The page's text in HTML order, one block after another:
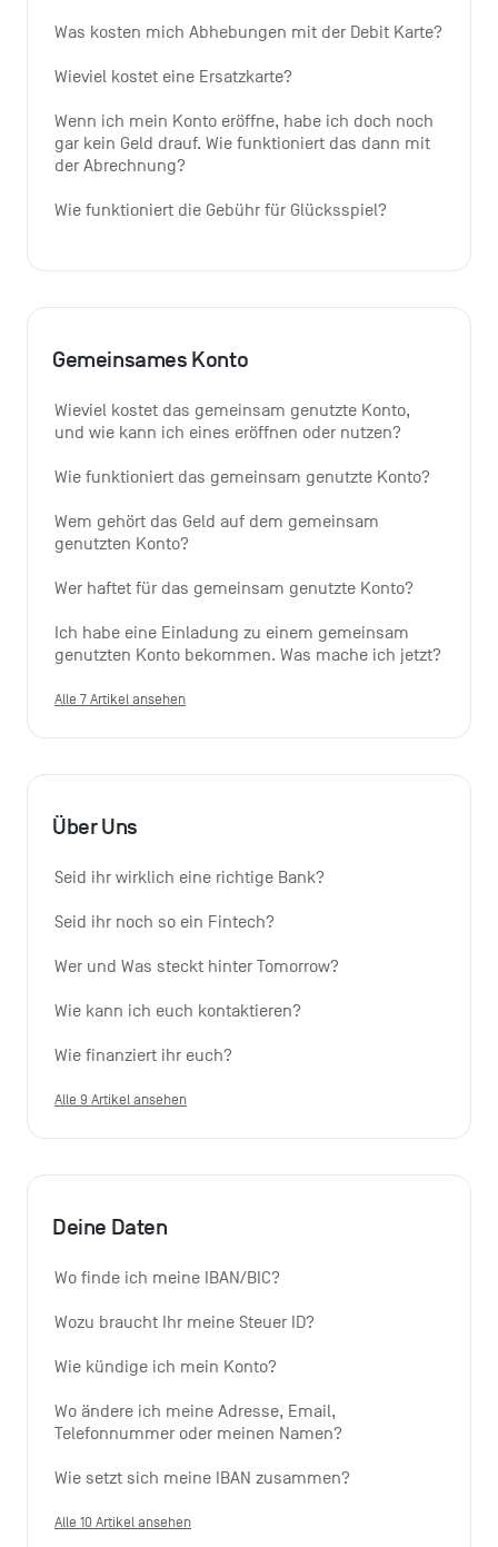
Was kosten mich Abhebungen mit der Debit Karte?
Wieviel kostet eine Ersatzkarte?
Wenn ich mein Konto eröffne, habe ich doch noch
gar kein Geld drauf. Wie funktioniert das dann mit
der Abrechnung?
Wie funktioniert die Gebühr für Glücksspiel?
Gemeinsames Konto
Wieviel kostet das gemeinsam genutzte Konto,
und wie kann ich eines eröffnen oder nutzen?
Wie funktioniert das gemeinsam genutzte Konto?
Wem gehört das Geld auf dem gemeinsam
genutzten Konto?
Wer haftet für das gemeinsam genutzte Konto?
Ich habe eine Einladung zu einem gemeinsam
genutzten Konto bekommen. Was mache ich jetzt?
Alle 7 Artikel ansehen
Über Uns
Seid ihr wirklich eine richtige Bank?
Seid ihr noch so ein Fintech?
Wer und Was steckt hinter Tomorrow?
Wie kann ich euch kontaktieren?
Wie finanziert ihr euch?
Alle 9 Artikel ansehen
Deine Daten
Wo finde ich meine IBAN/BIC?
Wozu braucht Ihr meine Steuer ID?
Wie kündige ich mein Konto?
Wo ändere ich meine Adresse, Email,
Telefonnummer oder meinen Namen?
Wie setzt sich meine IBAN zusammen?
Alle 10 Artikel ansehen